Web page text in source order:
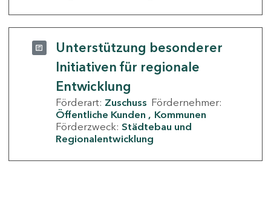
Unterstützung besonderer
Initiativen für regionale
Entwicklung
Förderart: Zuschuss Fördernehmer:
Öffentliche Kunden
Kommunen
Förderzweck: Städtebau und
Regionalentwicklung